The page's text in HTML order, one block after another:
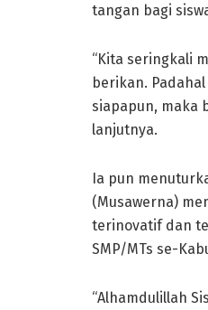
tangan bagi
“Kita seringkali
berikan.
siapapun, maka
lanjutnya.
Ia pun
(Musawerna)
terinovatif dan
SMP/MTs se-
“Alhamdulillah